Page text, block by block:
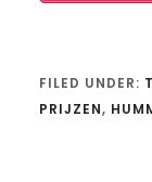
FILED UNDER:
PRIJZEN,